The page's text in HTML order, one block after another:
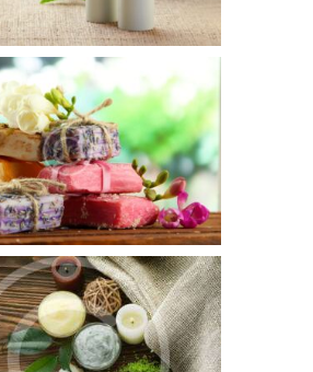
AUGUST 11, 2016
عندما يتعلق الأمر بالجمال يتفق الكثير
الجمال الطبيعي هو أحد أهم الخصائص.
في طقوس الجمال للمرأة هي الحفاظ
مما...
AUGUST 8, 2016